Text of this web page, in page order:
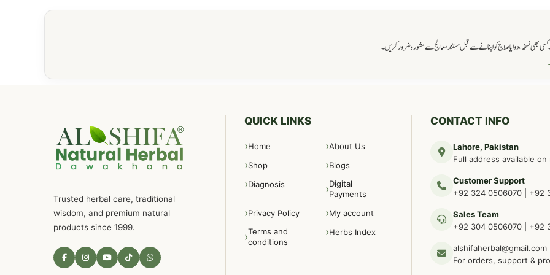
نسخہ، دوا یا علاج کو اپنانے سے قبل مستند معالج سے مشورہ ضرور کریں۔
Trusted herbal care, traditional
wisdom, and premium natural
products since 1999.
QUICK LINKS
Home
About Us
Shop
Blogs
Diagnosis
Digital
Payments
Privacy Policy
My account
Terms and
conditions
Herbs Index
CONTACT INFO
Lahore, Pakistan
Full address available
Customer Support
+92 324 0506070
+92
Sales Team
+92 304 0506070
+92
alshifaherbal@gmail.com
For orders, support &